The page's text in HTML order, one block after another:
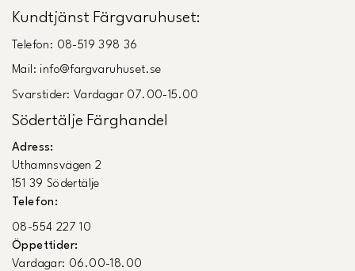
Kundtjänst Färgvaruhuset:
Telefon: 08-519 398 36
Mail: info@fargvaruhuset.se
Svarstider: Vardagar 07.00-15.00
Södertälje Färghandel
Adress:
Uthamnsvägen 2
151 39 Södertälje
Telefon:
08-554 227 10
Öppettider:
Vardagar: 06.00-18.00